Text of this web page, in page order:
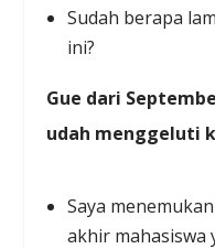
Sudah berapa
ini?
Gue dari
udah menggeluti
Saya
akhir mahasiswa